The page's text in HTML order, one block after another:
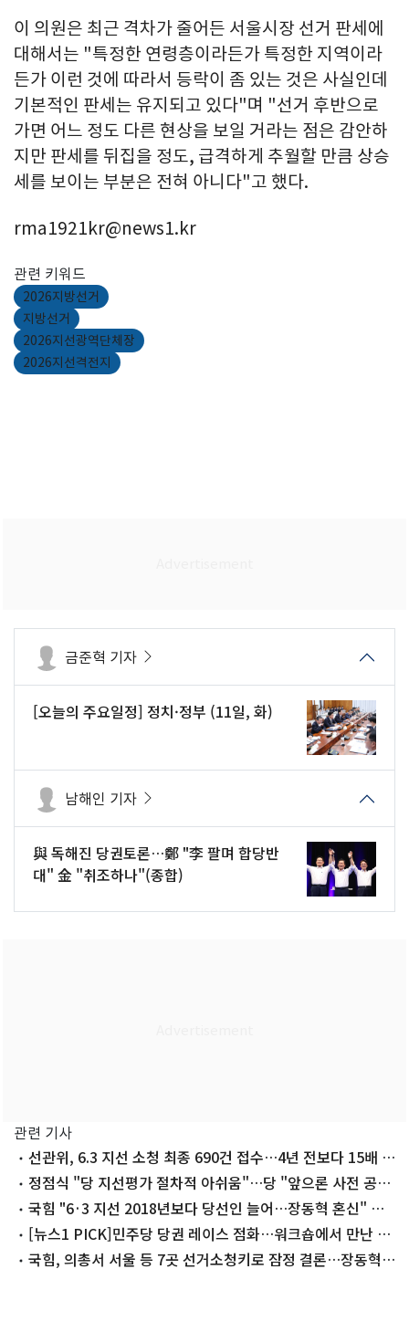
이 의원은 최근 격차가 줄어든 서울시장 선거 판세에
대해서는 "특정한 연령층이라든가 특정한 지역이라
든가 이런 것에 따라서 등락이 좀 있는 것은 사실인데
기본적인 판세는 유지되고 있다"며 "선거 후반으로
가면 어느 정도 다른 현상을 보일 거라는 점은 감안하
지만 판세를 뒤집을 정도, 급격하게 추월할 만큼 상승
세를 보이는 부분은 전혀 아니다"고 했다.
rma1921kr@news1.kr
관련 키워드
2026지방선거
지방선거
2026지선광역단체장
2026지선격전지
금준혁 기자
[오늘의 주요일정] 정치·정부 (11일, 화)
남해인 기자
與 독해진 당권토론…鄭 "李 팔며 합당반
대" 金 "취조하나"(종합)
관련 기사
선관위, 6.3 지선 소청 최종 690건 접수…4년 전보다 15배 폭
증(종합)
정점식 "당 지선평가 절차적 아쉬움"…당 "앞으론 사전 공
유"국힘 "6·3 지선 2018년보다 당선인 늘어…장동혁 혼신" 자
평 [뉴스1 PICK]민주당 당권 레이스 점화…워크숍에서 만난 정
청래·김민석
국힘, 의총서 서울 등 7곳 선거소청키로 잠정 결론…장동혁